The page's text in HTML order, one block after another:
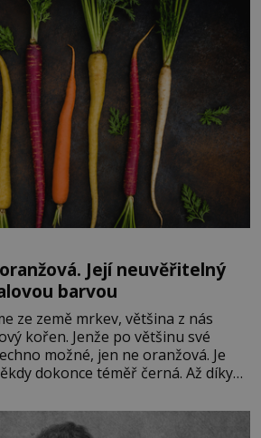
Její neuvěřitelný
barvou
ze země mrkev, většina z nás
kořen. Jenže po většinu své
možné, jen ne oranžová. Je
dokonce téměř černá. Až díky
ani nedokážeme představit.